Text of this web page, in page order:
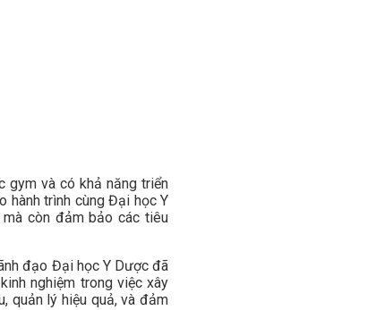
gym và có khả năng triển
hành trình cùng Đại học Y
còn đảm bảo các tiêu
đạo Đại học Y Dược đã
nghiệm trong việc xây
quản lý hiệu quả, và đảm